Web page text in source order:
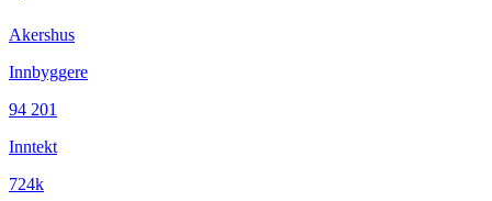
Akershus
Innbyggere
94 201
Inntekt
724k